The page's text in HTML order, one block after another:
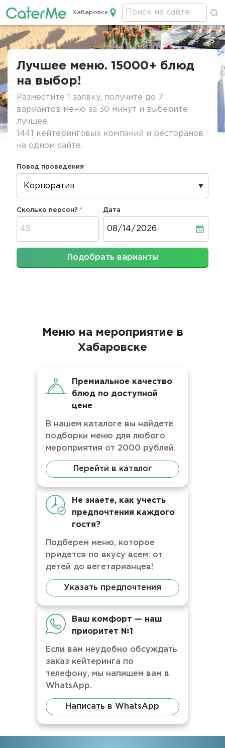
Кейтеринг в Хабаровске
Хабаровск
Строка
Лучшее меню. 15000+ блюд
на выбор!
Разместите 1 заявку, получите до 7
вариантов меню за 30 минут и выберите
лучшее.
1441 кейтеринговых компаний и ресторанов
на одном сайте.
Повод проведения
Сколько персон? Дата
Подобрать варианты
Меню на мероприятие в
Хабаровске
Премиальное качество
блюд по доступной
цене
В нашем каталоге вы найдете
подборки меню для любого
мероприятия от 2000 рублей.
Перейти в каталог
Не знаете, как учесть
предпочтения каждого
гостя?
Подберем меню, которое
придется по вкусу всем: от
детей до вегетарианцев!
Указать предпочтения
Ваш комфорт — наш
приоритет №1
Если вам неудобно обсуждать
заказ кейтеринга по
телефону, мы напишем вам в
WhatsApp.
Написать в WhatsApp